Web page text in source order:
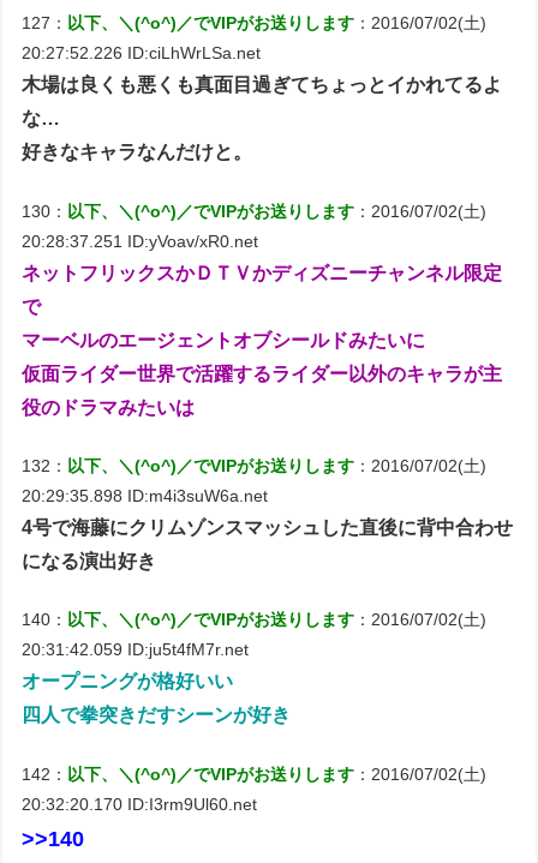
127： 以下、＼(^o^)／でVIPがお送りします ：2016/07/02(土)
20:27:52.226 ID:ciLhWrLSa.net
木場は良くも悪くも真面目過ぎてちょっとイかれてるよ
な…
好きなキャラなんだけと。
130： 以下、＼(^o^)／でVIPがお送りします ：2016/07/02(土)
20:28:37.251 ID:yVoav/xR0.net
ネットフリックスかＤＴＶかディズニーチャンネル限定
で
マーベルのエージェントオブシールドみたいに
仮面ライダー世界で活躍するライダー以外のキャラが主
役のドラマみたいは
132： 以下、＼(^o^)／でVIPがお送りします ：2016/07/02(土)
20:29:35.898 ID:m4i3suW6a.net
4号で海藤にクリムゾンスマッシュした直後に背中合わせ
になる演出好き
140： 以下、＼(^o^)／でVIPがお送りします ：2016/07/02(土)
20:31:42.059 ID:ju5t4fM7r.net
オープニングが格好いい
四人で拳突きだすシーンが好き
142： 以下、＼(^o^)／でVIPがお送りします ：2016/07/02(土)
20:32:20.170 ID:I3rm9Ul60.net
>>140